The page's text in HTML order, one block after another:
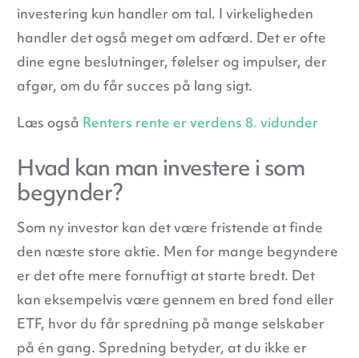
investering kun handler om tal. I virkeligheden
handler det også meget om adfærd. Det er ofte
dine egne beslutninger, følelser og impulser, der
afgør, om du får succes på lang sigt.
Læs også Renters rente er verdens 8. vidunder
Hvad kan man investere i som
begynder?
Som ny investor kan det være fristende at finde
den næste store aktie. Men for mange begyndere
er det ofte mere fornuftigt at starte bredt. Det
kan eksempelvis være gennem en bred fond eller
ETF, hvor du får spredning på mange selskaber
på én gang. Spredning betyder, at du ikke er